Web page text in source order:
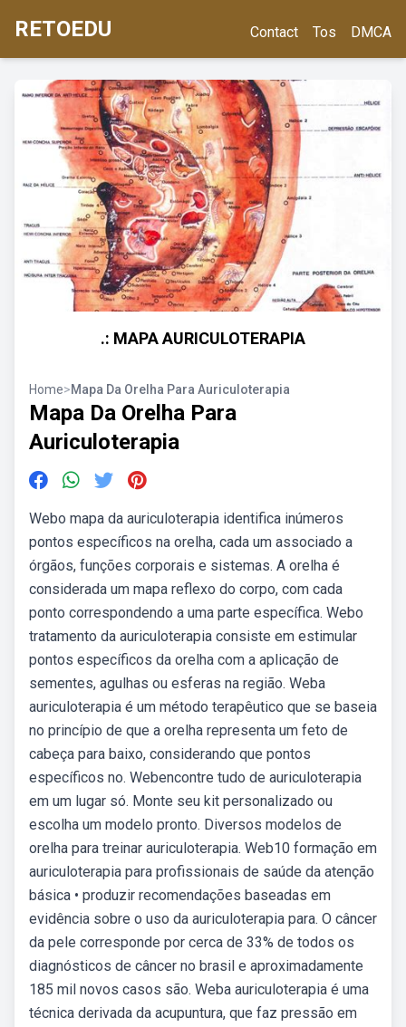
RETOEDU Contact Tos DMCA
.: MAPA AURICULOTERAPIA
Home>Mapa Da Orelha Para Auriculoterapia
Mapa Da Orelha Para
Auriculoterapia
Webo mapa da auriculoterapia identifica inúmeros
pontos específicos na orelha, cada um associado a
órgãos, funções corporais e sistemas. A orelha é
considerada um mapa reflexo do corpo, com cada
ponto correspondendo a uma parte específica. Webo
tratamento da auriculoterapia consiste em estimular
pontos específicos da orelha com a aplicação de
sementes, agulhas ou esferas na região. Weba
auriculoterapia é um método terapêutico que se baseia
no princípio de que a orelha representa um feto de
cabeça para baixo, considerando que pontos
específicos no. Webencontre tudo de auriculoterapia
em um lugar só. Monte seu kit personalizado ou
escolha um modelo pronto. Diversos modelos de
orelha para treinar auriculoterapia. Web10 formação em
auriculoterapia para profissionais de saúde da atenção
básica • produzir recomendações baseadas em
evidência sobre o uso da auriculoterapia para. O câncer
da pele corresponde por cerca de 33% de todos os
diagnósticos de câncer no brasil e aproximadamente
185 mil novos casos são. Weba auriculoterapia é uma
técnica derivada da acupuntura, que faz pressão em